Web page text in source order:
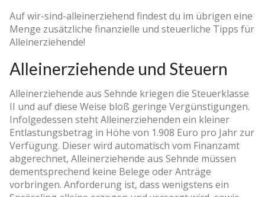
Auf wir-sind-alleinerziehend findest du im übrigen eine
Menge zusätzliche finanzielle und steuerliche Tipps für
Alleinerziehende!
Alleinerziehende und Steuern
Alleinerziehende aus Sehnde kriegen die Steuerklasse
II und auf diese Weise bloß geringe Vergünstigungen.
Infolgedessen steht Alleinerziehenden ein kleiner
Entlastungsbetrag in Höhe von 1.908 Euro pro Jahr zur
Verfügung. Dieser wird automatisch vom Finanzamt
abgerechnet, Alleinerziehende aus Sehnde müssen
dementsprechend keine Belege oder Anträge
vorbringen. Anforderung ist, dass wenigstens ein